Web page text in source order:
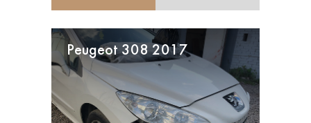
Peugeot 308 2017